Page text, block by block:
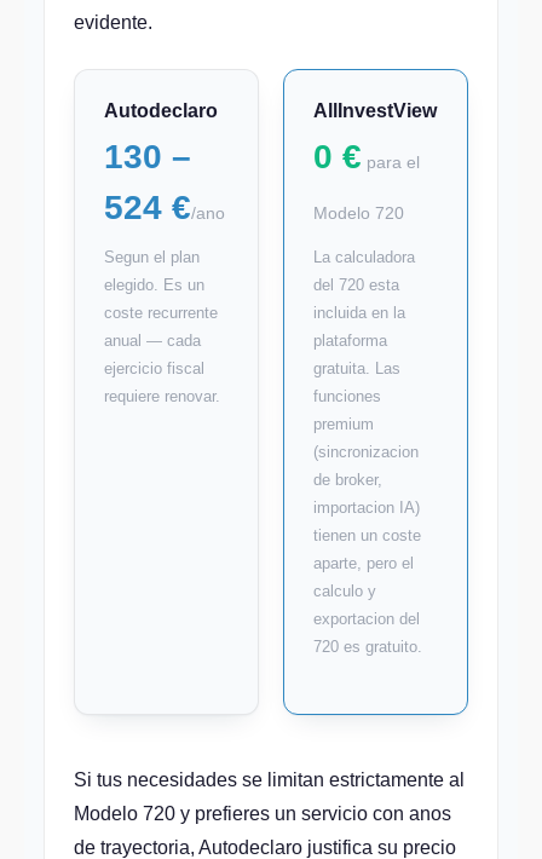
evidente.
Autodeclaro
130 –
524 €/ano
Segun el plan
elegido. Es un
coste recurrente
anual — cada
ejercicio fiscal
requiere renovar.
AllInvestView
0 € para el
Modelo 720
La calculadora
del 720 esta
incluida en la
plataforma
gratuita. Las
funciones
premium
(sincronizacion
de broker,
importacion IA)
tienen un coste
aparte, pero el
calculo y
exportacion del
720 es gratuito.
Si tus necesidades se limitan estrictamente al
Modelo 720 y prefieres un servicio con anos
de trayectoria, Autodeclaro justifica su precio